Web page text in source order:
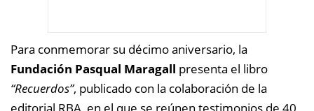
Para conmemorar su décimo aniversario, la
Fundación Pasqual Maragall presenta el libro
“Recuerdos”, publicado con la colaboración de la